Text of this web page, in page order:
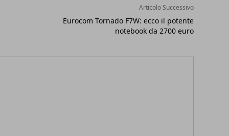
Articolo Successivo
Eurocom Tornado F7W: ecco il potente
notebook da 2700 euro